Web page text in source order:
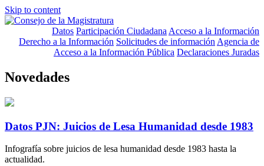
Skip to content
Datos Participación Ciudadana Acceso a la Información
Derecho a la Información Solicitudes de información Agencia de
Acceso a la Información Pública Declaraciones Juradas
Novedades
Datos PJN: Juicios de Lesa Humanidad desde 1983
Infografía sobre juicios de lesa humanidad desde 1983 hasta la
actualidad.